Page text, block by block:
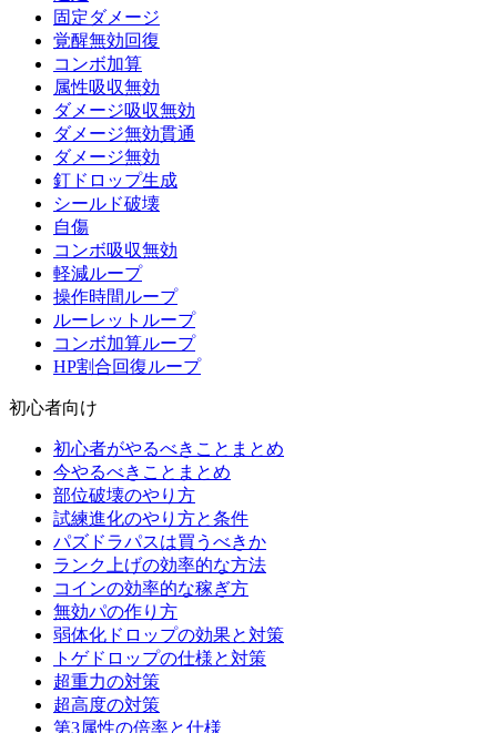
固定ダメージ
覚醒無効回復
コンボ加算
属性吸収無効
ダメージ吸収無効
ダメージ無効貫通
ダメージ無効
釘ドロップ生成
シールド破壊
自傷
コンボ吸収無効
軽減ループ
操作時間ループ
ルーレットループ
コンボ加算ループ
HP割合回復ループ
初心者向け
初心者がやるべきことまとめ
今やるべきことまとめ
部位破壊のやり方
試練進化のやり方と条件
パズドラパスは買うべきか
ランク上げの効率的な方法
コインの効率的な稼ぎ方
無効パの作り方
弱体化ドロップの効果と対策
トゲドロップの仕様と対策
超重力の対策
超高度の対策
第3属性の倍率と仕様